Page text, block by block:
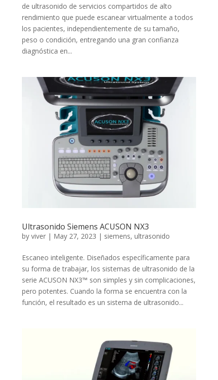
de ultrasonido de servicios compartidos de alto
rendimiento que puede escanear virtualmente a todos
los pacientes, independientemente de su tamaño,
peso o condición, entregando una gran confianza
diagnóstica en...
Ultrasonido Siemens ACUSON NX3
by viver| May 27, 2023 | siemens, ultrasonido
Escaneo inteligente. Diseñados específicamente para
su forma de trabajar, los sistemas de ultrasonido de la
serie ACUSON NX3™ son simples y sin complicaciones,
pero potentes. Cuando la forma se encuentra con la
función, el resultado es un sistema de ultrasonido...